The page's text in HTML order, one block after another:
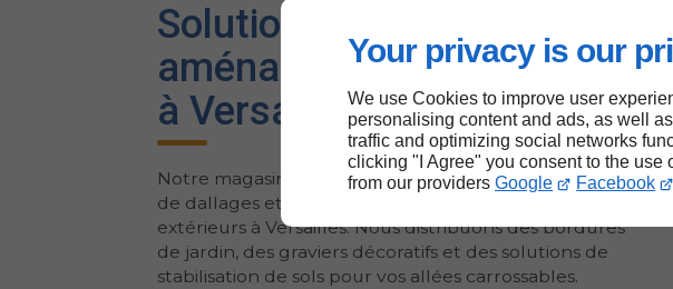
Your privacy is our
We use Cookies to improve user
personalising content and ads, as well
traffic and optimizing social networks
clicking "I Agree" you consent to the use
from our providers Google Facebook
Solutions pour
aménagements extérieurs
à Versailles
Notre magasin de bâtiment présente une sélection
de dallages et de pavés prestigieux pour vos espaces
extérieurs à Versailles. Nous distribuons des bordures
de jardin, des graviers décoratifs et des solutions de
stabilisation de sols pour vos allées carrossables.